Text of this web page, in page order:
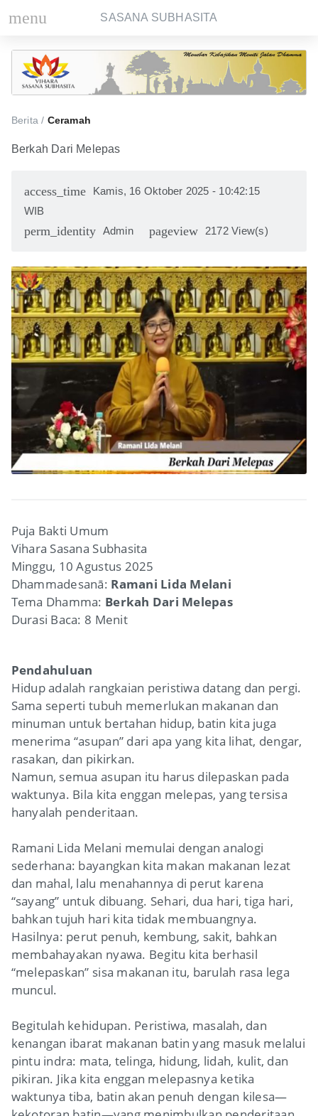
Berita / Ceramah
Berkah Dari Melepas
access_time
Kamis, 16 Oktober 2025 - 10:42:15
WIB
perm_identity Admin pageview 2172 View(s)
Puja Bakti Umum
Vihara Sasana Subhasita
Minggu, 10 Agustus 2025
Dhammadesanā: Ramani Lida Melani
Tema Dhamma: Berkah Dari Melepas
Durasi Baca: 8 Menit
Pendahuluan
Hidup adalah rangkaian peristiwa datang dan pergi.
Sama seperti tubuh memerlukan makanan dan
minuman untuk bertahan hidup, batin kita juga
menerima “asupan” dari apa yang kita lihat, dengar,
rasakan, dan pikirkan.
Namun, semua asupan itu harus dilepaskan pada
waktunya. Bila kita enggan melepas, yang tersisa
hanyalah penderitaan.
Ramani Lida Melani memulai dengan analogi
sederhana: bayangkan kita makan makanan lezat
dan mahal, lalu menahannya di perut karena
“sayang” untuk dibuang. Sehari, dua hari, tiga hari,
bahkan tujuh hari kita tidak membuangnya.
Hasilnya: perut penuh, kembung, sakit, bahkan
membahayakan nyawa. Begitu kita berhasil
“melepaskan” sisa makanan itu, barulah rasa lega
muncul.
Begitulah kehidupan. Peristiwa, masalah, dan
kenangan ibarat makanan batin yang masuk melalui
pintu indra: mata, telinga, hidung, lidah, kulit, dan
pikiran. Jika kita enggan melepasnya ketika
waktunya tiba, batin akan penuh dengan kilesa—
menu SASANA SUBHASITA